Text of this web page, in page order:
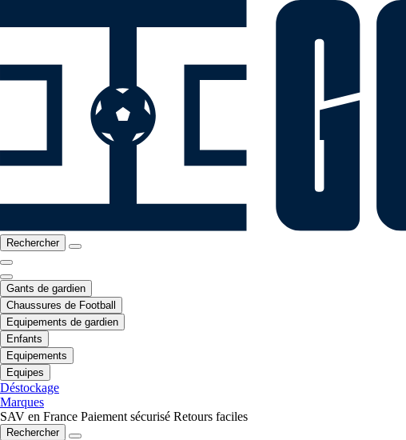
Rechercher
Gants de gardien
Chaussures de Football
Equipements de gardien
Enfants
Equipements
Equipes
Déstockage
Marques
SAV en France Paiement sécurisé Retours faciles
Rechercher